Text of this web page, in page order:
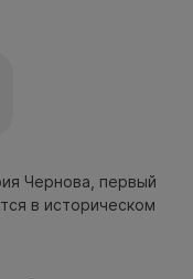
Чернова, первый
в историческом